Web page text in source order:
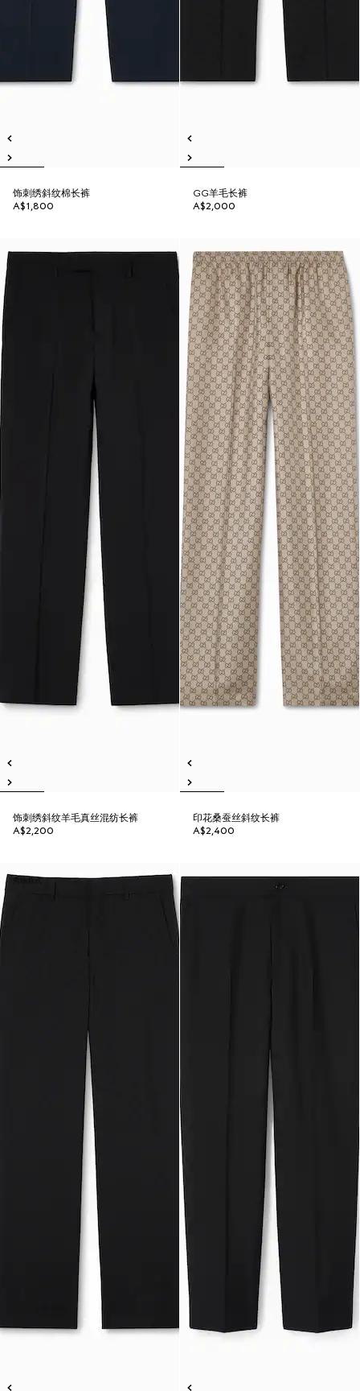
饰刺绣斜纹棉长裤
A$1,800
GG羊毛长裤
A$2,000
饰刺绣斜纹羊毛真丝混纺长裤
A$2,200
印花桑蚕丝斜纹长裤
A$2,400
秀场款式